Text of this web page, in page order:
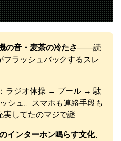
の音・麦茶の冷たさ——読
フラッシュバックするスレ
：ラジオ体操 → プール → 駄
シュ。スマホも連絡手段も
実してたのマジで謎
インターホン鳴らす文化、